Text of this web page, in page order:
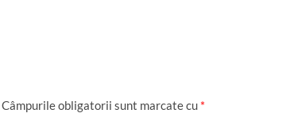
Câmpurile obligatorii sunt marcate cu *